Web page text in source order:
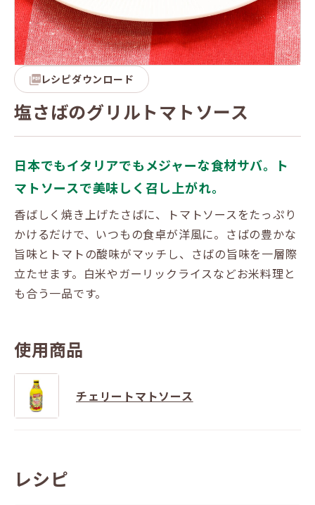
レシピダウンロード
塩さばのグリルトマトソース
日本でもイタリアでもメジャーな食材サバ。ト
マトソースで美味しく召し上がれ。
香ばしく焼き上げたさばに、トマトソースをたっぷり
かけるだけで、いつもの食卓が洋風に。さばの豊かな
旨味とトマトの酸味がマッチし、さばの旨味を一層際
立たせます。白米やガーリックライスなどお米料理と
も合う一品です。
使用商品
チェリートマトソース
レシピ